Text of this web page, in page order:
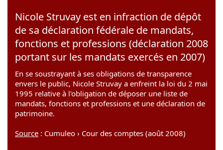
Nicole Struvay est en infraction de dépôt
de sa déclaration fédérale de mandats,
fonctions et professions (déclaration 2008
portant sur les mandats exercés en 2007)
En se soustrayant à ses obligations de transparence
envers le public, Nicole Struvay a enfreint la loi du 2 mai
1995 relative à l'obligation de déposer une liste de
mandats, fonctions et professions et une déclaration de
patrimoine.
Source : Cumuleo › Cour des comptes (août 2008)